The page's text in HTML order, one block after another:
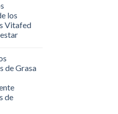
los
Vitafed
de Grasa
de